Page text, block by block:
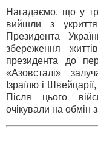
Нагадаємо, що у
вийшли з
Президента
збереження
президента до
«Азовсталі»
Ізраїлю і
Після цього
очікували на обмін